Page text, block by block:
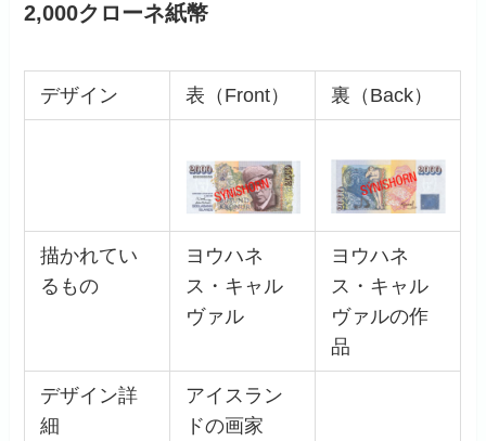
2,000クローネ紙幣
デザイン 表（Front） 裏（Back）
描かれてい
るもの
ヨウハネ
ス・キャル
ヴァル
ヨウハネ
ス・キャル
ヴァルの作
品
デザイン詳
細
アイスラン
ドの画家